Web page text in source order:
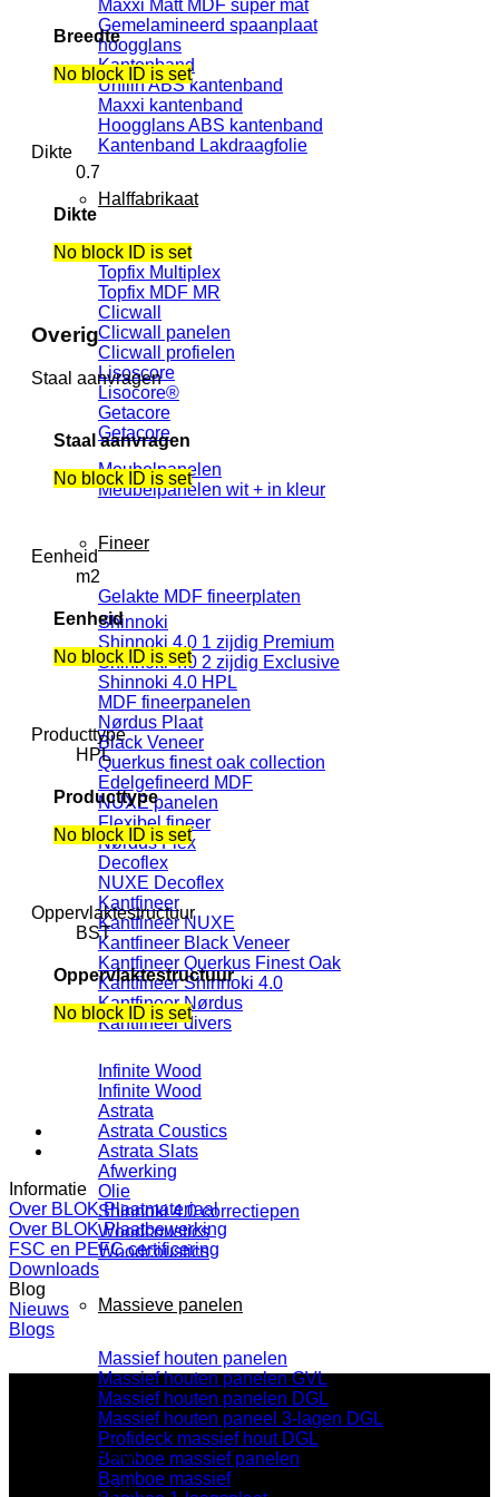
Maxxi Matt MDF super mat
Gemelamineerd spaanplaat
hoogglans
Kantenband
Unilin ABS kantenband
Maxxi kantenband
Hoogglans ABS kantenband
Kantenband Lakdraagfolie
Halffabrikaat
Topfix
Topfix Multiplex
Topfix MDF MR
Clicwall
Clicwall panelen
Clicwall profielen
Lisoscore
Lisocore®
Getacore
Getacore
Meubelpanelen
Meubelpanelen wit + in kleur
Fineer
Gelakte MDF fineerplaten
Shinnoki
Shinnoki 4.0 1 zijdig Premium
Shinnoki 4.0 2 zijdig Exclusive
Shinnoki 4.0 HPL
MDF fineerpanelen
Nørdus Plaat
Black Veneer
Querkus finest oak collection
Edelgefineerd MDF
NUXE panelen
Flexibel fineer
Nørdus Flex
Decoflex
NUXE Decoflex
Kantfineer
Kantfineer NUXE
Kantfineer Black Veneer
Kantfineer Querkus Finest Oak
Kantfineer Shinnoki 4.0
Kantfineer Nørdus
Kantfineer divers
Infinite Wood
Infinite Wood
Astrata
Astrata Coustics
Astrata Slats
Afwerking
Olie
Shinnoki 4.0 correctiepen
Woodcoustics
Woodcoustics
Massieve panelen
Massief houten panelen
Massief houten panelen GVL
Massief houten panelen DGL
Massief houten paneel 3-lagen DGL
Profideck massief hout DGL
Bamboe massief panelen
Bamboe massief
Breedte
No block ID is set
Dikte
0.7
Dikte
No block ID is set
Overig
Staal aanvragen
Staal aanvragen
No block ID is set
Eenheid
m2
Eenheid
No block ID is set
Producttype
HPL
Producttype
No block ID is set
Oppervlaktestructuur
BST
Oppervlaktestructuur
No block ID is set
Informatie
Over BLOK Plaatmateriaal
Over BLOK Plaatbewerking
FSC en PEFC certificering
Downloads
Blog
Nieuws
Blogs
BLOK Beverwijk
Parallelweg 122a